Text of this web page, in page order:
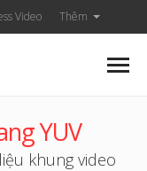
Video Thêm
YUV
khung video